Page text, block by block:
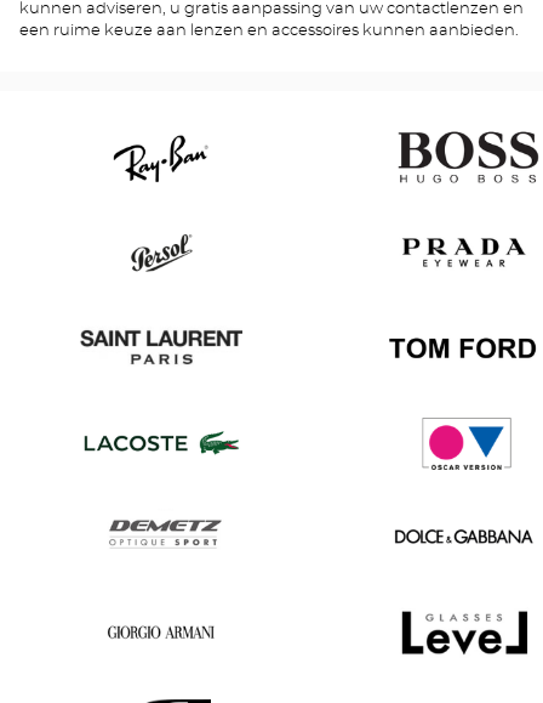
kunnen adviseren, u gratis aanpassing van uw contactlenzen en
een ruime keuze aan lenzen en accessoires kunnen aanbieden.
Laurent